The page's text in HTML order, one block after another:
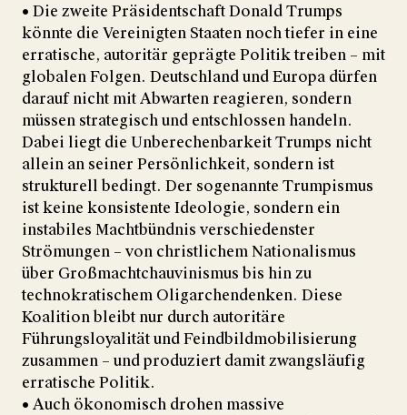
• Die zweite Präsidentschaft Donald Trumps
könnte die Vereinigten Staaten noch tiefer in eine
erratische, autoritär geprägte Politik treiben – mit
globalen Folgen. Deutschland und Europa dürfen
darauf nicht mit Abwarten reagieren, sondern
müssen strategisch und entschlossen handeln.
Dabei liegt die Unberechenbarkeit Trumps nicht
allein an seiner Persönlichkeit, sondern ist
strukturell bedingt. Der sogenannte Trumpismus
ist keine konsistente Ideologie, sondern ein
instabiles Machtbündnis verschiedenster
Strömungen – von christlichem Nationalismus
über Großmachtchauvinismus bis hin zu
technokratischem Oligarchendenken. Diese
Koalition bleibt nur durch autoritäre
Führungsloyalität und Feindbildmobilisierung
zusammen – und produziert damit zwangsläufig
erratische Politik.
• Auch ökonomisch drohen massive